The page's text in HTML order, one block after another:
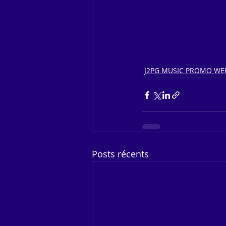
J2PG MUSIC PROMO
Posts récents